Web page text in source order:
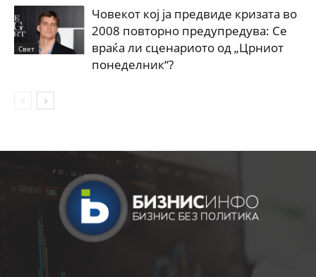
Свет
Човекот кој ја предвиде кризата во
2008 повторно предупредува: Се
враќа ли сценариото од „Црниот
понеделник“?